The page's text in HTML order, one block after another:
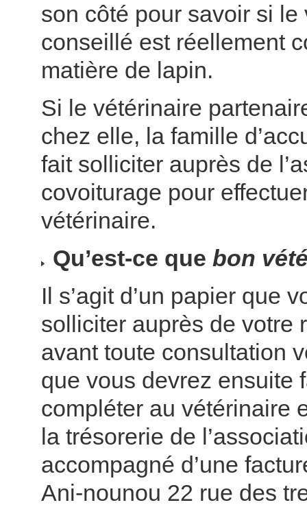
son côté pour savoir si le
conseillé est réellement
matière de lapin.
Si le vétérinaire
chez elle, la famille
fait solliciter auprès de
covoiturage pour
vétérinaire.
Qu’est-ce que bon
Il s’agit d’un papier que
solliciter auprès de votre
avant toute consultation
que vous devrez ensuite
compléter au vétérinaire
la trésorerie de
accompagné d’une
Ani-nounou 22 rue des